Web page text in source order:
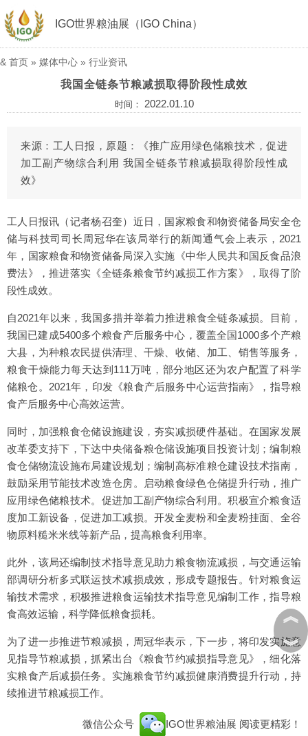
IGO世界粮油展（IGO China）
& 首页 » 媒体中心 » 行业资讯
我国全链条节粮减损取得阶段性成效
时间： 2022.01.10
来源：工人日报，原题：《推广应用绿色储粮技术，促进
加工副产物综合利用 我国全链条节粮减损取得阶段性成
效》
工人日报讯（记者杨召奎）近日，国家粮食和物资储备局安全仓
储与科技司司长周冠华在该局举行的新闻通气会上表示，2021
年，国家粮食和物资储备局深入实施《中华人民共和国反食品浪
费法》，推进落实《全链条粮食节约减损工作方案》，取得了阶
段性成效。
自2021年以来，我国多措并举着力推进粮食全链条减损。目前，
我国已建成5400多个粮食产后服务中心，覆盖全国1000多个产粮
大县，为种粮农民提供清理、干燥、收储、加工、销售等服务，
粮食干燥能力每天达到111万吨，部分地区还为农户配置了科学
储粮仓。2021年，印发《粮食产后服务中心运营指南》，指导粮
食产后服务中心高效运营。
同时，加强粮食仓储设施建设，夯实减损硬件基础。在国家发展
改革委支持下，下达中央储备粮仓储设施项目投资计划；编制粮
食仓储物流设施布局建设规划；编制高标准粮仓建设技术指南，
鼓励采用节能技术改造仓房。启动粮食绿色仓储提升行动，推广
应用绿色储粮技术。促进加工副产物综合利用。积极宣介粮食适
度加工新设备，促进加工减损。开发全麦粉和全麦粉挂面、全谷
物原料糙米米线等新产品，提高粮食利用率。
此外，该局还编制技术指导意见助力粮食物流减损，与交通运输
部调研分析多式联运技术减损成效，形成专题报告。针对粮食运
输技术需求，积极推进粮食运输技术指导意见编制工作，指导粮
食高效运输，科学降低粮食损耗。
为了进一步推进节粮减损，周冠华表示，下一步，将印发实施意
见指导节粮减损，抓紧出台《粮食节约减损指导意见》，细化落
实粮食产后减损任务。实施粮食节约减损健康消费提升行动，持
续推进节粮减损工作。
微信公众号 IGO世界粮油展 阅读更精彩！
︽
︾